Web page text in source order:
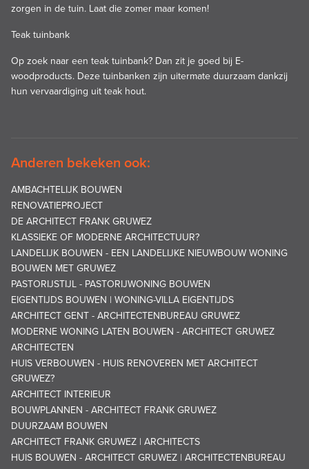
zorgen in de tuin. Laat die zomer maar komen!
Teak tuinbank
Op zoek naar een teak tuinbank? Dan zit je goed bij E-
woodproducts. Deze tuinbanken zijn uitermate duurzaam dankzij
hun vervaardiging uit teak hout.
Anderen bekeken ook:
AMBACHTELIJK BOUWEN
RENOVATIEPROJECT
DE ARCHITECT FRANK GRUWEZ
KLASSIEKE OF MODERNE ARCHITECTUUR?
LANDELIJK BOUWEN - EEN LANDELIJKE NIEUWBOUW WONING
BOUWEN MET GRUWEZ
PASTORIJSTIJL - PASTORIJWONING BOUWEN
EIGENTIJDS BOUWEN | WONING-VILLA EIGENTIJDS
ARCHITECT GENT - ARCHITECTENBUREAU GRUWEZ
MODERNE WONING LATEN BOUWEN - ARCHITECT GRUWEZ
ARCHITECTEN
HUIS VERBOUWEN - HUIS RENOVEREN MET ARCHITECT
GRUWEZ?
ARCHITECT INTERIEUR
BOUWPLANNEN - ARCHITECT FRANK GRUWEZ
DUURZAAM BOUWEN
ARCHITECT FRANK GRUWEZ | ARCHITECTS
HUIS BOUWEN - ARCHITECT GRUWEZ | ARCHITECTENBUREAU